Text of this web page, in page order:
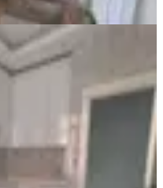
2+1
Giriş (Zemin)